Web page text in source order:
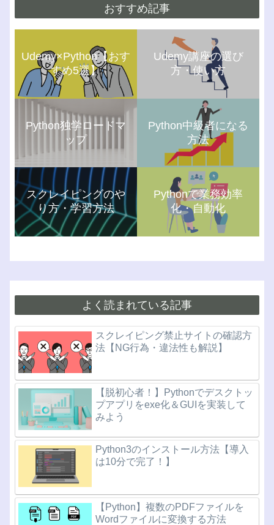
おすすめ記事
Udemy×Python【おす
すめ5選】
Udemy講座の選び
方・使い方
Python独学ロードマ
ップ
Python中級者になる
方法
スクレイピングのや
り方・学習方法
Pythonで業務効率
化・自動化
よく読まれている記事
スクレイピング禁止サイトの確認方
法【NG行為・違法性も解説】
【脱初心者！】Pythonでデスクトッ
プアプリをexe化＆GUIを実装して
みよう
Python3のインストール方法【導入
は10分で完了！】
【Python】複数のPDFファイルを
Wordファイルに変換する方法